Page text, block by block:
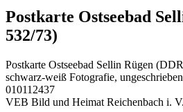
Postkarte Ostseebad
532/73)
Postkarte Ostseebad Sellin Rügen
schwarz-weiß Fotografie,
010112437
VEB Bild und Heimat Reichenbach i. V.